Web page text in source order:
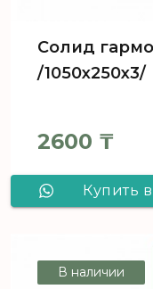
Солид
/1050х250х3/
2600 ₸
Купить
В наличии